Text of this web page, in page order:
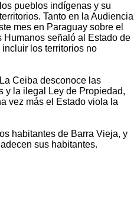
pueblos indígenas y su
Tanto en la Audiencia
mes en Paraguay sobre el
señaló al Estado de
los territorios no
Ceiba desconoce las
y la ilegal Ley de Propiedad,
vez más el Estado viola la
habitantes de Barra Vieja, y
sus habitantes.